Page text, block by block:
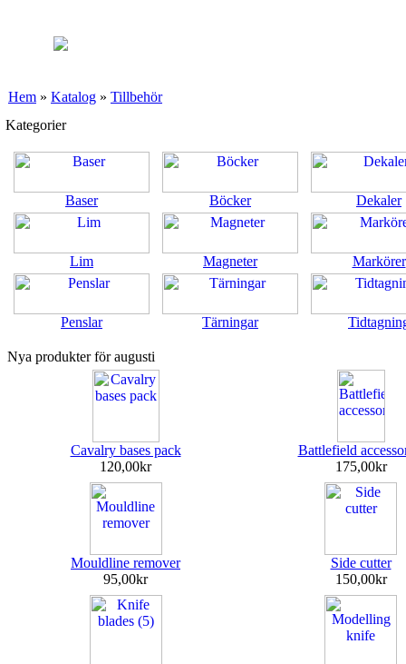
Hem » Katalog » Tillbehör
Kategorier
Baser Böcker Dekaler
Lim Magneter Markörer
Penslar Tärningar
Nya produkter för augusti
Cavalry bases pack
120,00kr
Battlefield
175,00kr
Mouldline remover
95,00kr
Side cutter
150,00kr